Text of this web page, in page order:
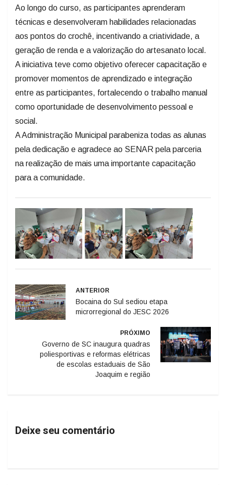
Ao longo do curso, as participantes aprenderam
técnicas e desenvolveram habilidades relacionadas
aos pontos do crochê, incentivando a criatividade, a
geração de renda e a valorização do artesanato local.
A iniciativa teve como objetivo oferecer capacitação e
promover momentos de aprendizado e integração
entre as participantes, fortalecendo o trabalho manual
como oportunidade de desenvolvimento pessoal e
social.
A Administração Municipal parabeniza todas as alunas
pela dedicação e agradece ao SENAR pela parceria
na realização de mais uma importante capacitação
para a comunidade.
ANTERIOR
Bocaina do Sul sediou etapa
microrregional do JESC 2026
PRÓXIMO
Governo de SC inaugura quadras
poliesportivas e reformas elétricas
de escolas estaduais de São
Joaquim e região
Deixe seu comentário